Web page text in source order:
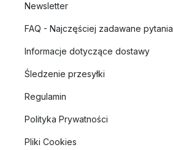
Newsletter
FAQ - Najczęściej zadawane pytania
Informacje dotyczące dostawy
Śledzenie przesyłki
Regulamin
Polityka Prywatności
Pliki Cookies